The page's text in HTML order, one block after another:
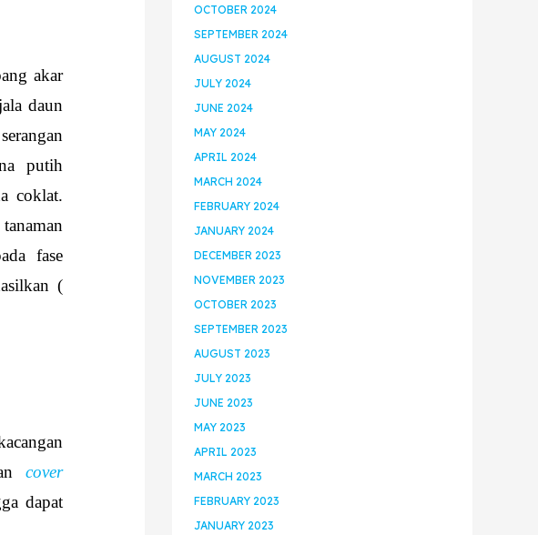
akar
daun
putih
coklat.
fase
(
cover
dapat
OCTOBER 2024
SEPTEMBER 2024
AUGUST 2024
JULY 2024
JUNE 2024
MAY 2024
APRIL 2024
MARCH 2024
FEBRUARY 2024
JANUARY 2024
DECEMBER 2023
NOVEMBER 2023
OCTOBER 2023
SEPTEMBER 2023
AUGUST 2023
JULY 2023
JUNE 2023
MAY 2023
APRIL 2023
MARCH 2023
FEBRUARY 2023
JANUARY 2023